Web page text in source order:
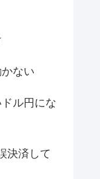
ない
ル円にな
決済して